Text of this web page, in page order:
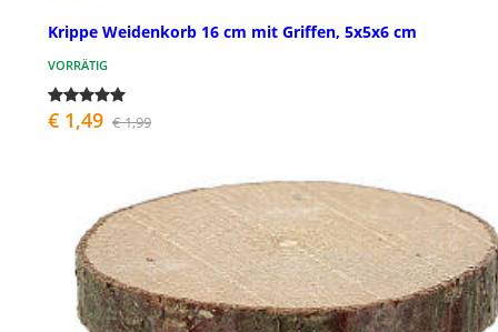
Krippe Weidenkorb 16 cm mit Griffen, 5x5x6 cm
VORRÄTIG
€ 1,49 € 1,99